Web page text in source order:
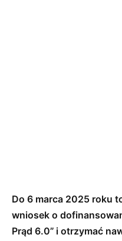
Do 6 marca 2025 roku
wniosek o
Prąd 6.0” i otrzymać